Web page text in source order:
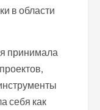
в области
принимала
себя как